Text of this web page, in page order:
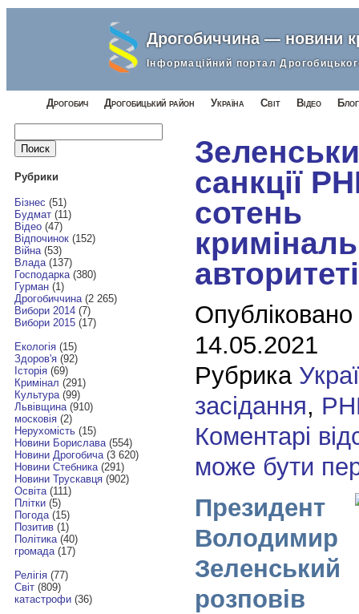
Дрогобиччина — новини
Інформаційний портал
Дрогобич Дрогобицький район Україна Світ Відео
Найти:
Рубрики
Бізнес (51)
Будмат(11)
Відео(47)
Відпочинок(152)
Війна(53)
Влада(137)
Господарка(380)
Гурман(1)
Дрогобиччина(2 265)
Вибори 2014(7)
Вибори 2015(17)
Екологія(15)
Здоров'я(92)
Історія(69)
Кримінал (291)
Культура(99)
Львівщина(910)
московія(2)
Нерухомість(15)
Новини Борислава(554)
Новини Дрогобича(3 620)
Новини Стебника(291)
Новини Трускавця(902)
Освіта(111)
Плітки(5)
Погода(15)
Позитив(1)
Політика(40)
громада(17)
Релігія(77)
Світ(809)
катастрофи(36)
санкції
сотень
14.05.2021
Рубрика
засідання,
Коментарі
може бути
Президент
Володимир
Зеленський
розповів